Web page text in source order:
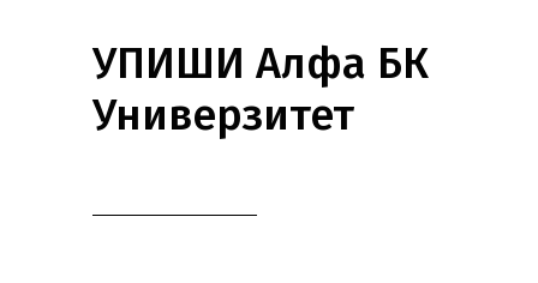
УПИШИ Алфа БК
Универзитет